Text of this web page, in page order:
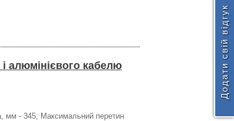
алюмінієвого кабелю
мм - 345; Максимальний перетин
Додати свій відгук